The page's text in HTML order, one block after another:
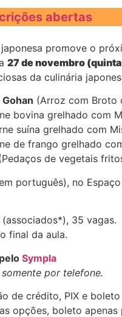
abertas
promove o
27 de novembro
da culinária
(Arroz com Broto
bovina grelhado com
suína grelhado com
de frango grelhado
de vegetais
português), no
35 vagas.
final da aula.
Sympla
somente por telefone.
de crédito, PIX e
opções, boleto apenas